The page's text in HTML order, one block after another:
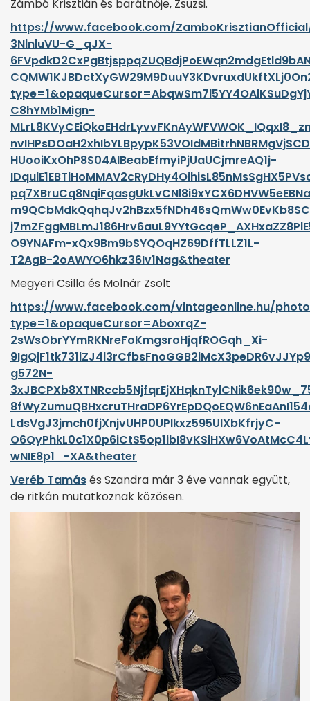
Zámbó Krisztián és barátnője, Zsuzsi.
https://www.facebook.com/
3NlnluVU-G_qJX-
C8hYMb1Mign-
HUooiKxOhP8S04AlBeabEfmyiPjUaUCjmreAQ1j-
O9YNAFm-xQx9Bm9bSYQOqHZ69DffTLLZ1L-
T2AgB-2oAWYO6hkz36Iv1Nag&theater
Megyeri Csilla és Molnár Zsolt
https://www.facebook.com/vintageonline.hu/
type=1&opaqueCursor=AboxrqZ-
2sWsObrYYmRKNreFoKmgsroHjqfROGqh_Xi-
g572N-
LdsVgJ3jmch0fjXnjvUHP0UPIkxz595UlXbKfrjyC-
wNIE8p1_-XA&theater
Veréb Tamásés Szandra már 3 éve vannak együtt,
de ritkán mutatkoznak közösen.